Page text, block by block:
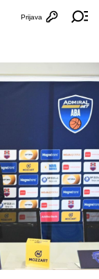
Otvori
Prijava